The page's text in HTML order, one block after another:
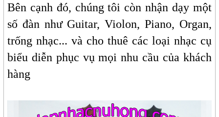
Bên cạnh đó, chúng tôi còn nhận dạy một
số đàn như Guitar, Violon, Piano, Organ,
trống nhạc... và cho thuê các loại nhạc cụ
biểu diễn phục vụ mọi nhu cầu của khách
hàng